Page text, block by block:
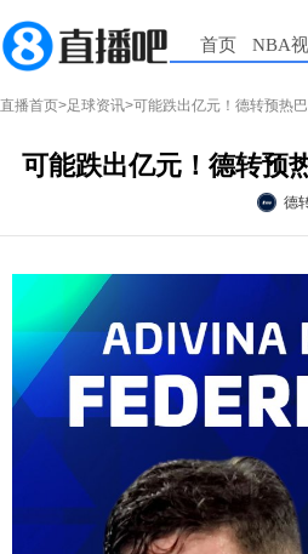
首页 NBA
直播首页>足球资讯>可能跌出亿元！德转预热
可能跌出亿元！德转预
德